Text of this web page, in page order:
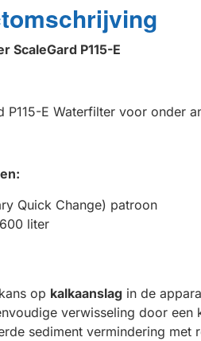
ScaleGard P115-E
P115-E Waterfilter voor onder
Quick Change) patroon
600 liter
op kalkaanslag in de
verwisseling door
sediment vermindering